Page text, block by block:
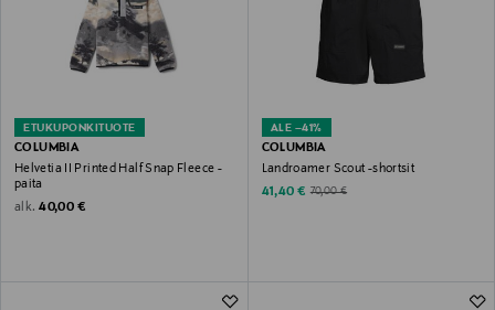
ETUKUPONKITUOTE
COLUMBIA
Helvetia II Printed Half Snap Fleece -
paita
alk. Original Price
40,00 €
ALE –41%
COLUMBIA
Landroamer Scout -shortsit
Discounted Price
41,40 € Original Price
70,00 €